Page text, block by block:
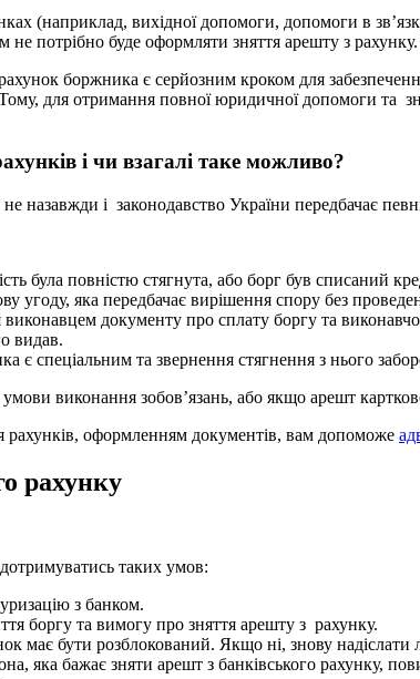
(наприклад, вихідної допомоги, допомоги в
потрібно буде оформляти зняття арешту з рахунку.
боржника є серйозним кроком для
для отримання повної юридичної допомоги та
і чи взагалі таке можливо?
назавжди і законодавство України передбачає
була повністю стягнута, або борг був списаний
яка передбачає вирішення спору без
документу про сплату боргу та
видав.
є спеціальним та звернення стягнення з нього
виконання зобов’язань, або якщо арешт
рахунків, оформленням документів, вам допоможе
рахунку
таких умов:
з банком.
боргу та вимогу про зняття арешту з рахунку.
має бути розблокований. Якщо ні, знову надіслати
яка бажає зняти арешт з банківського рахунку,